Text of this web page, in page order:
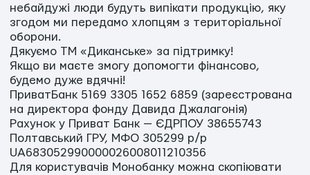
небайдужі люди будуть випікати продукцію, яку
згодом ми передамо хлопцям з територіальної
оборони.
Дякуємо ТМ «Диканське» за підтримку!
Якщо ви маєте змогу допомогти фінансово,
будемо дуже вдячні!
ПриватБанк 5169 3305 1652 6859 (зареєстрована
на директора фонду Давида Джалагонія)
Рахунок у Приват Банк — ЄДРПОУ 38655743
Полтавський ГРУ, МФО 305299 р/р
UA683052990000026008011210356
Для користувачів Монобанку можна скопіювати